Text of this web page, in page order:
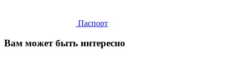
Паспорт
Вам может быть интересно